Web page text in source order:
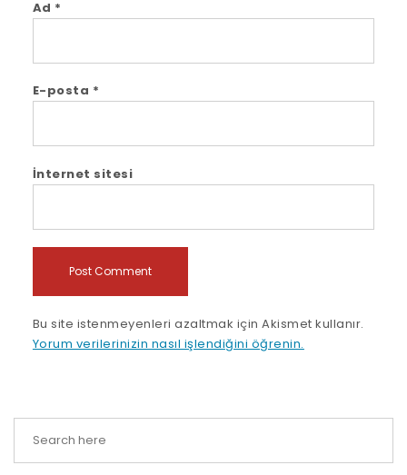
Ad *
E-posta *
İnternet sitesi
Bu site istenmeyenleri azaltmak için Akismet kullanır.
Yorum verilerinizin nasıl işlendiğini öğrenin.